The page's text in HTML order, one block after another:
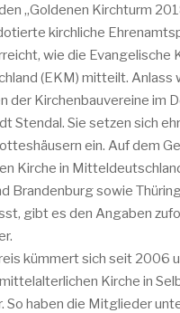
„Goldenen Kirchturm
kirchliche
wie die Evangelische
(EKM) mitteilt. Anlass
der Kirchenbauvereine im
Stendal. Sie setzen sich
ein. Auf dem
Kirche in
Brandenburg sowie
gibt es den Angaben
kümmert sich seit 2006
Kirche in
So haben die Mitglieder